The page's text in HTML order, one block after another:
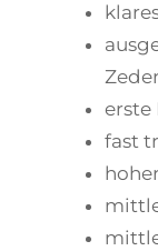
erste
fast